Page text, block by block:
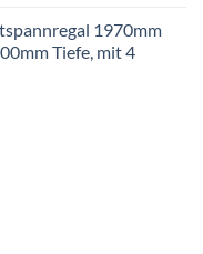
1970mm
Tiefe, mit 4